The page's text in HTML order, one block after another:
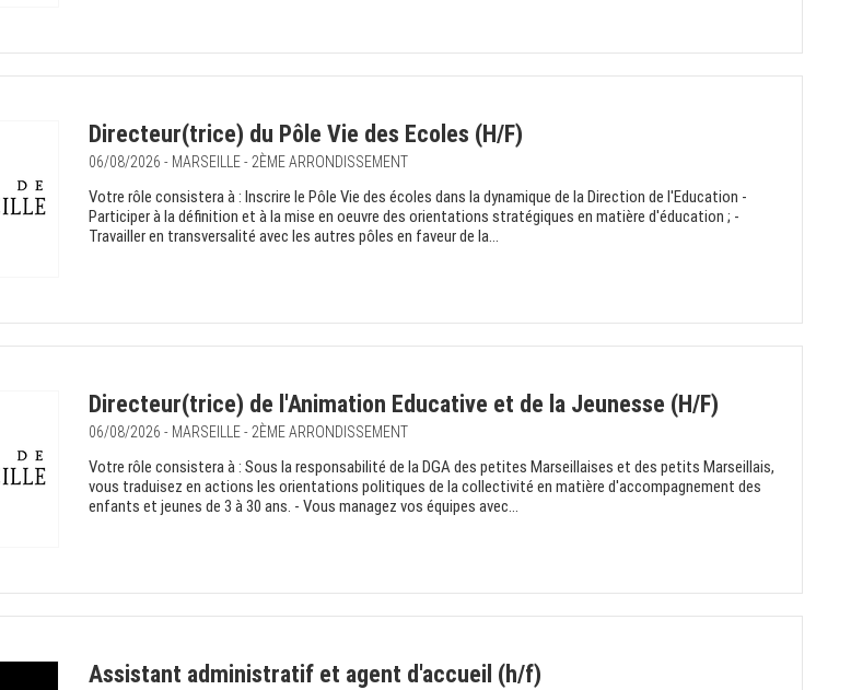
Directeur(trice) du Pôle Vie des Ecoles (H/F)
06/08/2026 - MARSEILLE - 2ÈME ARRONDISSEMENT
Votre rôle consistera à : Inscrire le Pôle Vie des écoles dans la dynamique de la Direction de l'Education -
Participer à la définition et à la mise en oeuvre des orientations stratégiques en matière d'éducation ; -
Travailler en transversalité avec les autres pôles en faveur de la...
Directeur(trice) de l'Animation Educative et de la Jeunesse (H/F)
06/08/2026 - MARSEILLE - 2ÈME ARRONDISSEMENT
Votre rôle consistera à : Sous la responsabilité de la DGA des petites Marseillaises et des petits Marseillais,
vous traduisez en actions les orientations politiques de la collectivité en matière d'accompagnement des
enfants et jeunes de 3 à 30 ans. - Vous managez vos équipes avec...
Assistant administratif et agent d'accueil (h/f)